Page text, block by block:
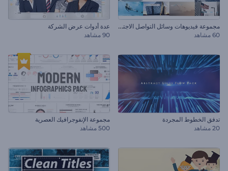
م
جموعة فيديوهات وسائل التواصل الاجتماعي الموضوعية
60 مشاهد
عدة أدوات عرض الشركة
90 مشاهد
تدفق الخطوط المجردة
20 مشاهد
مجموعة الإنفوجرافيك العصرية
500 مشاهد